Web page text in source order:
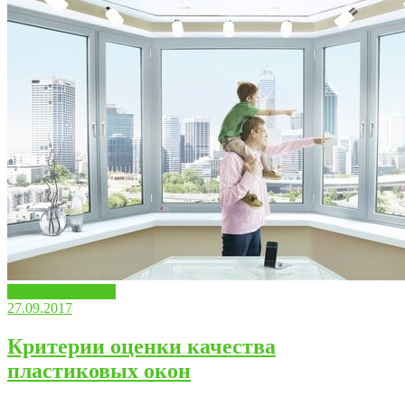
27.09.2017
Критерии оценки качества
пластиковых окон